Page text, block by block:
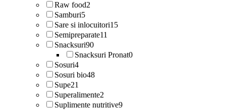
Raw food2
Samburi5
Sare si inlocuitori15
Semipreparate11
Snacksuri90
Snacksuri Pronat0
Sosuri4
Sosuri bio48
Supe21
Superalimente2
Suplimente nutritive9